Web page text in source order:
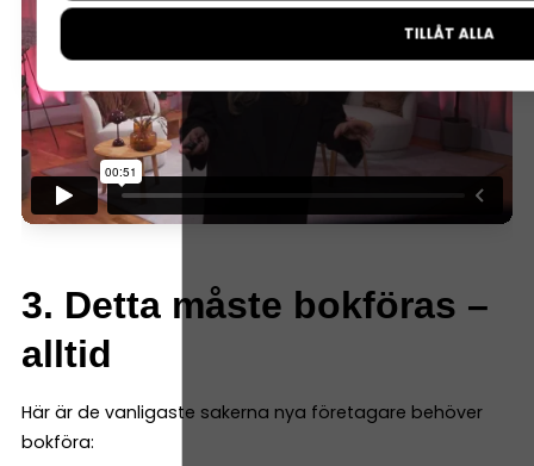
3. Detta måste bokföras –
alltid
Här är de vanligaste sakerna nya företagare behöver
bokföra:
TILLÅT ALLA